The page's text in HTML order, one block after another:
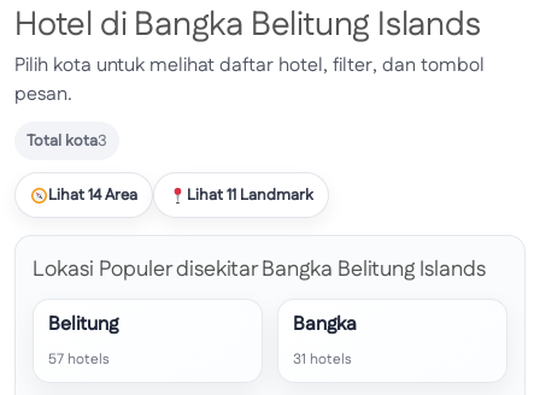
Hotel di Bangka Belitung Islands
Pilih kota untuk melihat daftar hotel, filter, dan tombol
pesan.
Total kota3
Lihat 14 Area Lihat 11 Landmark
Lokasi Populer disekitar Bangka Belitung Islands
Belitung
57 hotels
Bangka
31 hotels